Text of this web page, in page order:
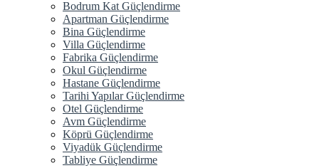
Bodrum Kat Güçlendirme
Apartman Güçlendirme
Bina Güçlendirme
Villa Güçlendirme
Fabrika Güçlendirme
Okul Güçlendirme
Hastane Güçlendirme
Tarihi Yapılar Güçlendirme
Otel Güçlendirme
Avm Güçlendirme
Köprü Güçlendirme
Viyadük Güçlendirme
Tabliye Güçlendirme